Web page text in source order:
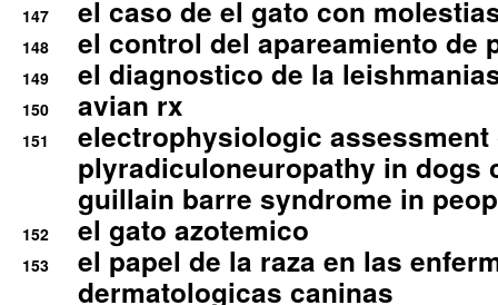
147 el caso de el gato con
148 el control del apareamiento de
149 el diagnostico de la
150 avian rx
151
electrophysiologic assessment
plyradiculoneuropathy in dogs
guillain barre syndrome in
152 el gato azotemico
153
el papel de la raza en las
dermatologicas caninas